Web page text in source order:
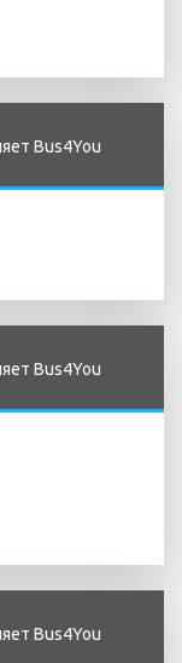
Bus4You
Bus4You
Bus4You